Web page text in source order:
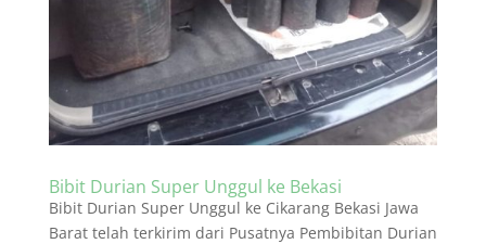
Bibit Durian Super Unggul ke Bekasi
Bibit Durian Super Unggul ke Cikarang Bekasi Jawa
Barat telah terkirim dari Pusatnya Pembibitan Durian